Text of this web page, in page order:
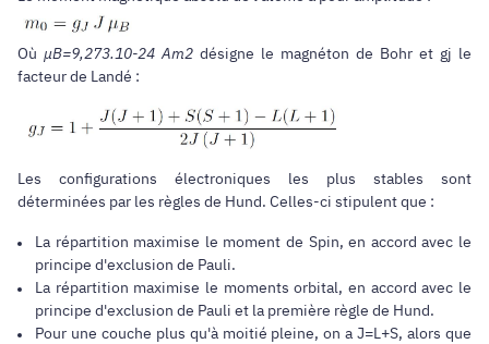
Où µB=9,273.10-24 Am2 désigne le magnéton de Bohr et gj le
facteur de Landé :
Les configurations électroniques les plus stables sont
déterminées par les règles de Hund. Celles-ci stipulent que :
La répartition maximise le moment de Spin, en accord avec le
principe d'exclusion de Pauli.
La répartition maximise le moments orbital, en accord avec le
principe d'exclusion de Pauli et la première règle de Hund.
Pour une couche plus qu'à moitié pleine, on aJ=L+S, alors que